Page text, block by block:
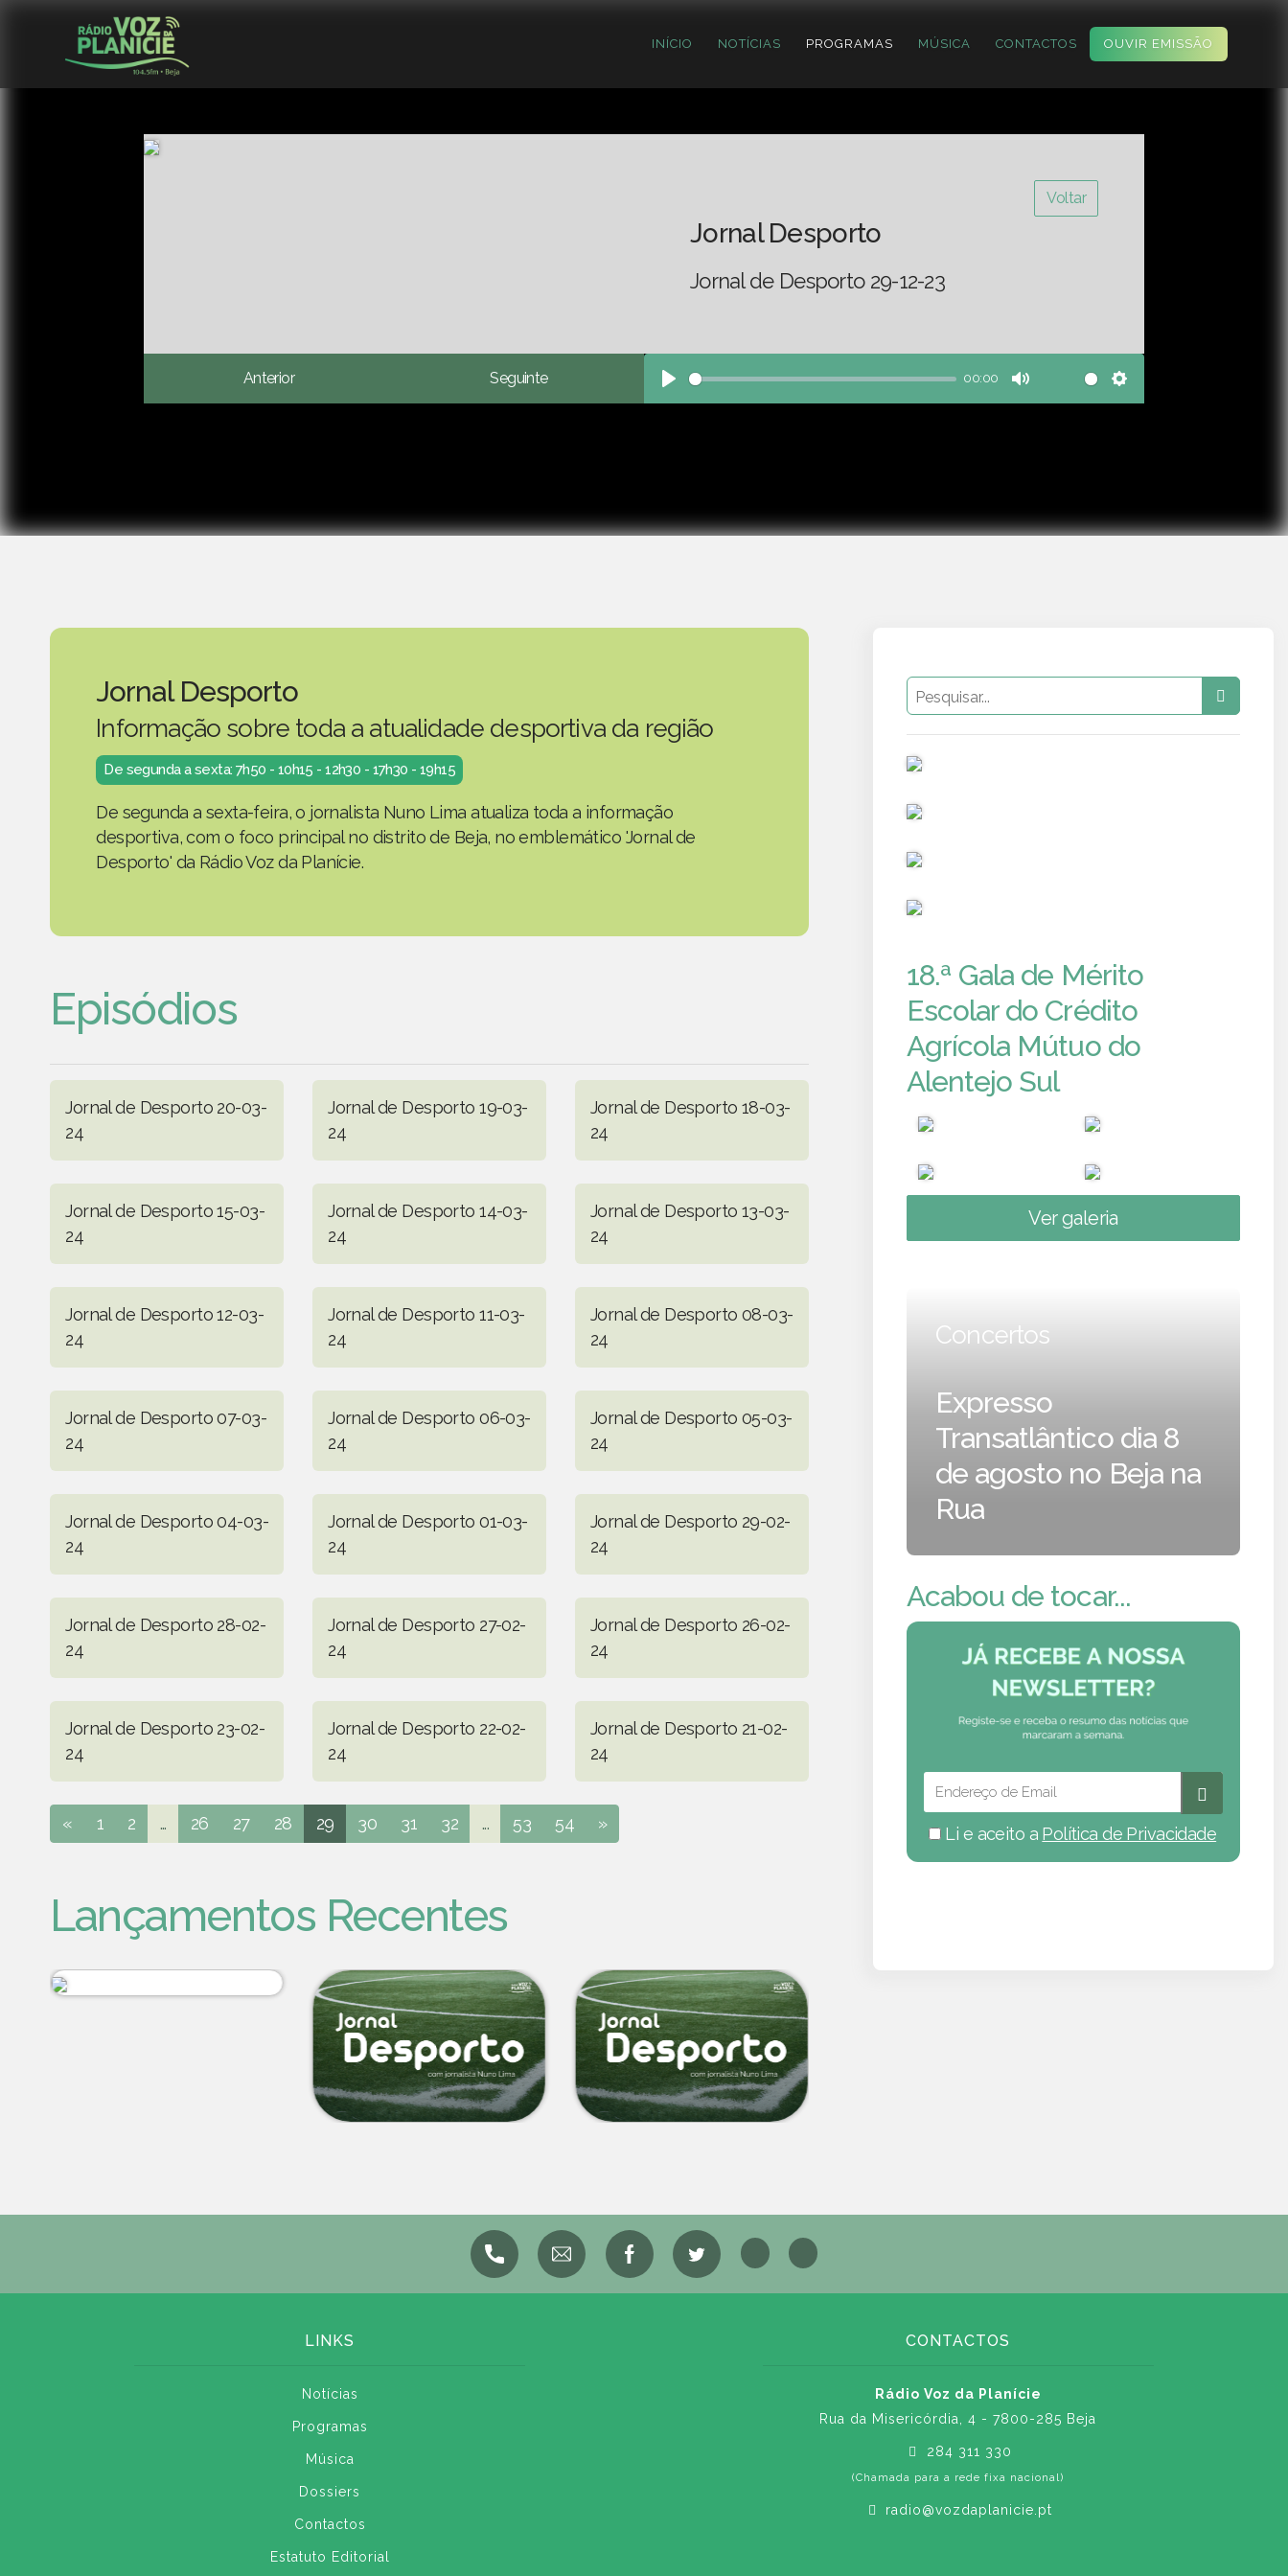
INÍCIO NOTÍCIAS PROGRAMAS MÚSICA CONTACTOS OUVIR EMISSÃO
Voltar
Jornal Desporto
Jornal de Desporto 29-12-23
Anterior Seguinte
Play
00:00
Mute Settings
Jornal Desporto
Informação sobre toda a atualidade desportiva da região
De segunda a sexta: 7h50 - 10h15 - 12h30 - 17h30 - 19h15
De segunda a sexta-feira, o jornalista Nuno Lima atualiza toda a informação
desportiva, com o foco principal no distrito de Beja, no emblemático 'Jornal de
Desporto' da Rádio Voz da Planície.
Episódios
Jornal de Desporto 20-03-
24
Jornal de Desporto 19-03-
24
Jornal de Desporto 18-03-
24
Jornal de Desporto 15-03-
24
Jornal de Desporto 14-03-
24
Jornal de Desporto 13-03-
24
Jornal de Desporto 12-03-
24
Jornal de Desporto 11-03-
24
Jornal de Desporto 08-03-
24
Jornal de Desporto 07-03-
24
Jornal de Desporto 06-03-
24
Jornal de Desporto 05-03-
24
Jornal de Desporto 04-03-
24
Jornal de Desporto 01-03-
24
Jornal de Desporto 29-02-
24
Jornal de Desporto 28-02-
24
Jornal de Desporto 27-02-
24
Jornal de Desporto 26-02-
24
Jornal de Desporto 23-02-
24
Jornal de Desporto 22-02-
24
Jornal de Desporto 21-02-
24
« 1 2 ... 26 27 28 29 30 31 32 ... 53 54 »
Lançamentos Recentes
18.ª Gala de Mérito
Escolar do Crédito
Agrícola Mútuo do
Alentejo Sul
Ver galeria
Concertos
Expresso
Transatlântico dia 8
de agosto no Beja na
Rua
Acabou de tocar...
Li e aceito a Política de Privacidade
LINKS
Notícias
Programas
Música
Dossiers
Contactos
Estatuto Editorial
CONTACTOS
Rádio Voz da Planície
Rua da Misericórdia, 4 - 7800-285 Beja
284 311 330
(Chamada para a rede fixa nacional)
radio@vozdaplanicie.pt